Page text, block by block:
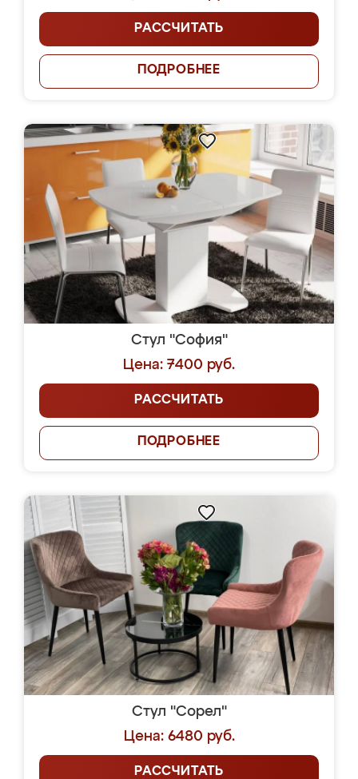
РАССЧИТАТЬ
ПОДРОБНЕЕ
Стул "София"
Цена: 7400 руб.
РАССЧИТАТЬ
ПОДРОБНЕЕ
Стул "Сорел"
Цена: 6480 руб.
РАССЧИТАТЬ